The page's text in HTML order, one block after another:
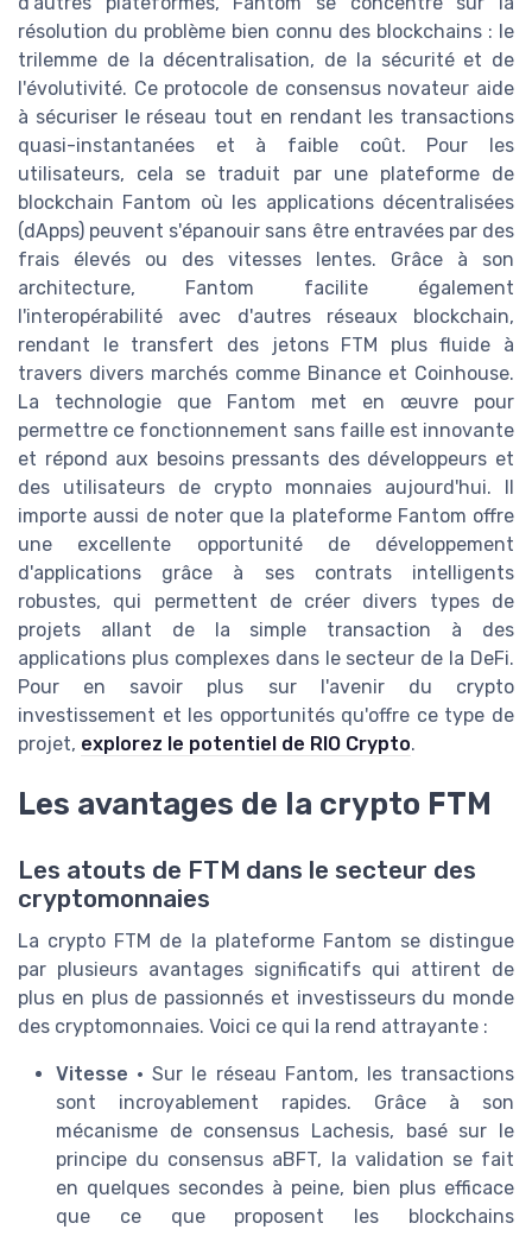
résolution du problème bien connu des blockchains : le
trilemme de la décentralisation, de la sécurité et de
l'évolutivité. Ce protocole de consensus novateur aide
à sécuriser le réseau tout en rendant les transactions
quasi-instantanées et à faible coût. Pour les
utilisateurs, cela se traduit par une plateforme de
blockchain Fantom où les applications décentralisées
(dApps) peuvent s'épanouir sans être entravées par des
frais élevés ou des vitesses lentes. Grâce à son
architecture, Fantom facilite également
l'interopérabilité avec d'autres réseaux blockchain,
rendant le transfert des jetons FTM plus fluide à
travers divers marchés comme Binance et Coinhouse.
La technologie que Fantom met en œuvre pour
permettre ce fonctionnement sans faille est innovante
et répond aux besoins pressants des développeurs et
des utilisateurs de crypto monnaies aujourd'hui. Il
importe aussi de noter que la plateforme Fantom offre
une excellente opportunité de développement
d'applications grâce à ses contrats intelligents
robustes, qui permettent de créer divers types de
projets allant de la simple transaction à des
applications plus complexes dans le secteur de la DeFi.
Pour en savoir plus sur l'avenir du crypto
investissement et les opportunités qu'offre ce type de
projet, explorez le potentiel de RIO Crypto.
Les avantages de la crypto FTM
Les atouts de FTM dans le secteur des
cryptomonnaies
La crypto FTM de la plateforme Fantom se distingue
par plusieurs avantages significatifs qui attirent de
plus en plus de passionnés et investisseurs du monde
des cryptomonnaies. Voici ce qui la rend attrayante :
Vitesse • Sur le réseau Fantom, les transactions
sont incroyablement rapides. Grâce à son
mécanisme de consensus Lachesis, basé sur le
principe du consensus aBFT, la validation se fait
en quelques secondes à peine, bien plus efficace
que ce que proposent les blockchains